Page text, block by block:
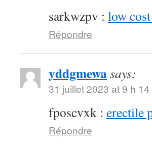
sarkwzpv : low
Répondre
yddgmewasays:
31 juillet 2023 at 9 h 14
fposcvxk : erectile
Répondre